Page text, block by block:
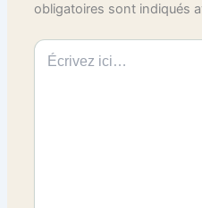
obligatoires sont indiqués
Écrivez
ici…